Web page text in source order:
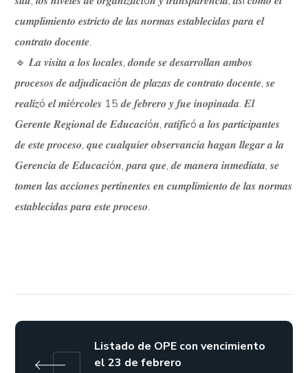
𝒄𝒖𝒎𝒑𝒍𝒊𝒎𝒊𝒆𝒏𝒕𝒐 𝒆𝒔𝒕𝒓𝒊𝒄𝒕𝒐 𝒅𝒆 𝒍𝒂𝒔 𝒏𝒐𝒓𝒎𝒂𝒔 𝒆𝒔𝒕𝒂𝒃𝒍𝒆𝒄𝒊𝒅𝒂𝒔 𝒑𝒂𝒓𝒂 𝒆𝒍
𝒄𝒐𝒏𝒕𝒓𝒂𝒕𝒐 𝒅𝒐𝒄𝒆𝒏𝒕𝒆.
🔹 𝑳𝒂 𝒗𝒊𝒔𝒊𝒕𝒂 𝒂 𝒍𝒐𝒔 𝒍𝒐𝒄𝒂𝒍𝒆𝒔, 𝒅𝒐𝒏𝒅𝒆 𝒔𝒆 𝒅𝒆𝒔𝒂𝒓𝒓𝒐𝒍𝒍𝒂𝒏 𝒂𝒎𝒃𝒐𝒔
𝒑𝒓𝒐𝒄𝒆𝒔𝒐𝒔 𝒅𝒆 𝒂𝒅𝒋𝒖𝒅𝒊𝒄𝒂𝒄𝒊ó𝒏 𝒅𝒆 𝒑𝒍𝒂𝒛𝒂𝒔 𝒅𝒆 𝒄𝒐𝒏𝒕𝒓𝒂𝒕𝒐 𝒅𝒐𝒄𝒆𝒏𝒕𝒆, 𝒔𝒆
𝒓𝒆𝒂𝒍𝒊𝒛ó 𝒆𝒍 𝒎𝒊é𝒓𝒄𝒐𝒍𝒆𝒔 15 𝒅𝒆 𝒇𝒆𝒃𝒓𝒆𝒓𝒐 𝒚 𝒇𝒖𝒆 𝒊𝒏𝒐𝒑𝒊𝒏𝒂𝒅𝒂. 𝑬𝒍
𝑮𝒆𝒓𝒆𝒏𝒕𝒆 𝑹𝒆𝒈𝒊𝒐𝒏𝒂𝒍 𝒅𝒆 𝑬𝒅𝒖𝒄𝒂𝒄𝒊ó𝒏, 𝒓𝒂𝒕𝒊𝒇𝒊𝒄ó 𝒂 𝒍𝒐𝒔 𝒑𝒂𝒓𝒕𝒊𝒄𝒊𝒑𝒂𝒏𝒕𝒆𝒔
𝒅𝒆 𝒆𝒔𝒕𝒆 𝒑𝒓𝒐𝒄𝒆𝒔𝒐, 𝒒𝒖𝒆 𝒄𝒖𝒂𝒍𝒒𝒖𝒊𝒆𝒓 𝒐𝒃𝒔𝒆𝒓𝒗𝒂𝒏𝒄𝒊𝒂 𝒉𝒂𝒈𝒂𝒏 𝒍𝒍𝒆𝒈𝒂𝒓 𝒂 𝒍𝒂
𝑮𝒆𝒓𝒆𝒏𝒄𝒊𝒂 𝒅𝒆 𝑬𝒅𝒖𝒄𝒂𝒄𝒊ó𝒏, 𝒑𝒂𝒓𝒂 𝒒𝒖𝒆, 𝒅𝒆 𝒎𝒂𝒏𝒆𝒓𝒂 𝒊𝒏𝒎𝒆𝒅𝒊𝒂𝒕𝒂, 𝒔𝒆
𝒕𝒐𝒎𝒆𝒏 𝒍𝒂𝒔 𝒂𝒄𝒄𝒊𝒐𝒏𝒆𝒔 𝒑𝒆𝒓𝒕𝒊𝒏𝒆𝒏𝒕𝒆𝒔 𝒆𝒏 𝒄𝒖𝒎𝒑𝒍𝒊𝒎𝒊𝒆𝒏𝒕𝒐 𝒅𝒆 𝒍𝒂𝒔 𝒏𝒐𝒓𝒎𝒂𝒔
𝒆𝒔𝒕𝒂𝒃𝒍𝒆𝒄𝒊𝒅𝒂𝒔 𝒑𝒂𝒓𝒂 𝒆𝒔𝒕𝒆 𝒑𝒓𝒐𝒄𝒆𝒔𝒐.
Listado de OPE con vencimiento
el 23 de febrero